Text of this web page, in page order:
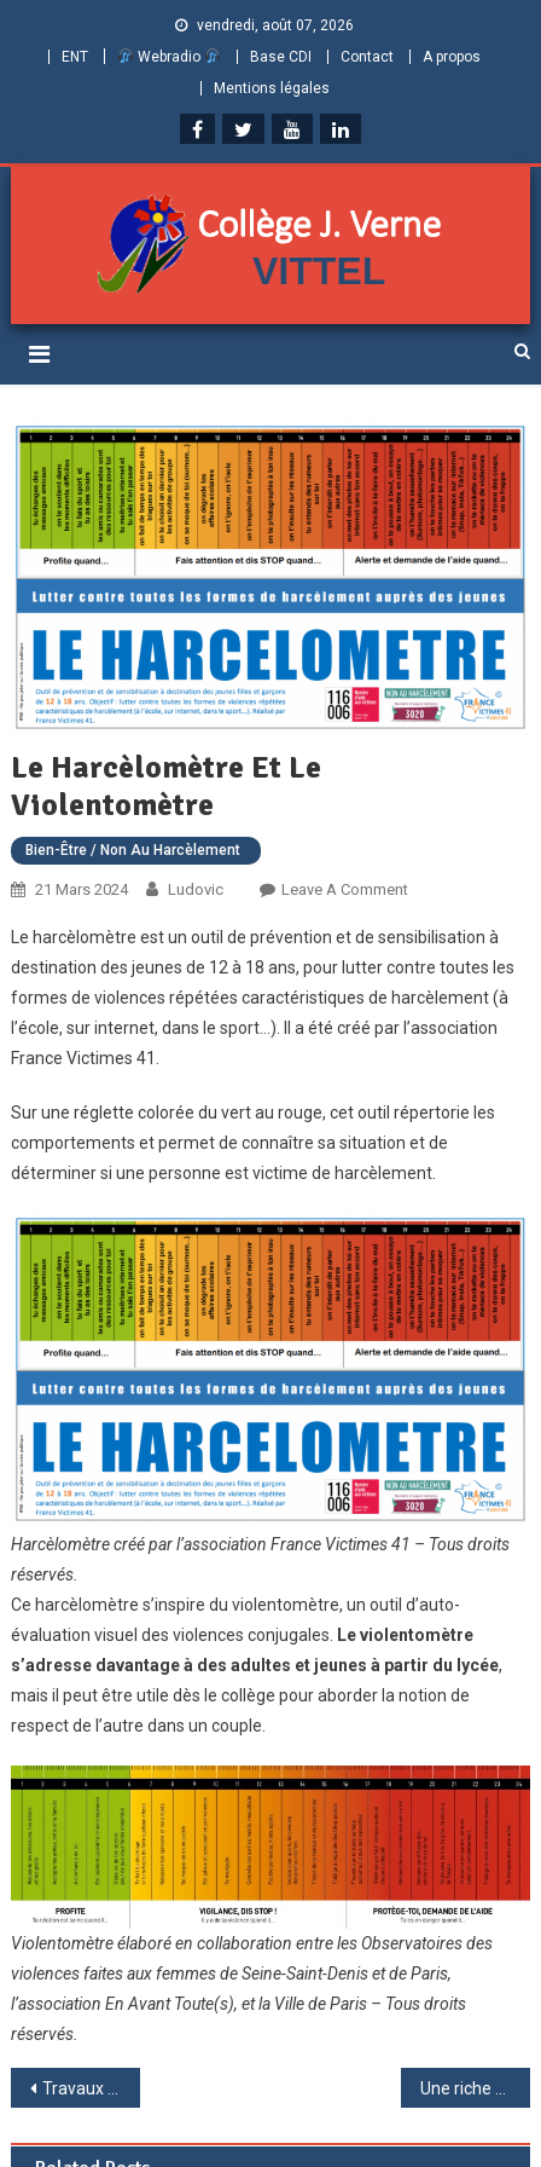
vendredi, août 07, 2026
ENT
Webradio Base CDI Contact
A propos
Mentions légales
Collège Jules Verne de
Vittel (Vosges)
Le Harcèlomètre Et Le
Violentomètre
Bien-Être / Non Au Harcèlement
21 Mars 2024 Ludovic Leave A CommentOn
Harcèlomètre
Et
Le
Violentomètre
Le harcèlomètre est un outil de prévention et de sensibilisation à
destination des jeunes de 12 à 18 ans, pour lutter contre toutes les
formes de violences répétées caractéristiques de harcèlement (à
l’école, sur internet, dans le sport…). Il a été créé par l’association
France Victimes 41.
Sur une réglette colorée du vert au rouge, cet outil répertorie les
comportements et permet de connaître sa situation et de
déterminer si une personne est victime de harcèlement.
Harcèlomètre créé par l’association France Victimes 41 – Tous droits
réservés.
Ce harcèlomètre s’inspire du violentomètre, un outil d’auto-
évaluation visuel des violences conjugales.
Le violentomètre
s’adresse davantage à des adultes et jeunes à partir du lycée,
mais il peut être utile dès le collège pour aborder la notion de
respect de l’autre dans un couple.
Violentomètre élaboré en collaboration entre les Observatoires des
violences faites aux femmes de Seine-Saint-Denis et de Paris,
l’association En Avant Toute(s), et la Ville de Paris – Tous droits
réservés.
Navigation
de
Travaux de 4ème sur « La ville infinie »